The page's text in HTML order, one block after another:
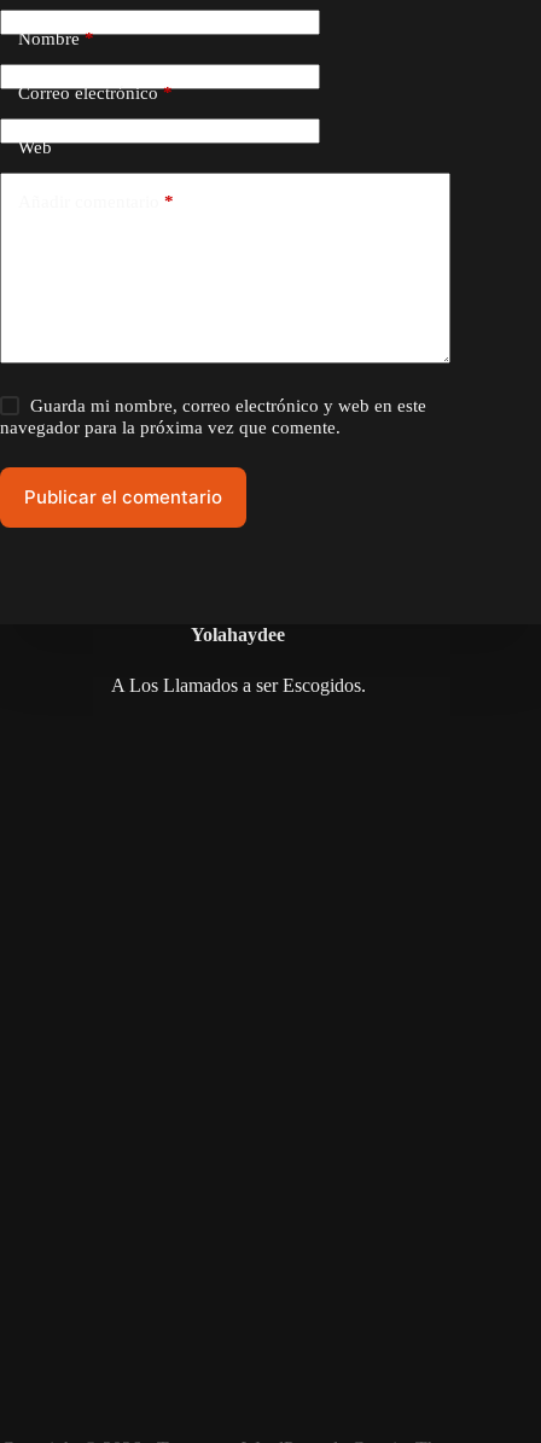
Nombre*
Correo electrónico*
Web
*
Guarda mi nombre, correo electrónico y web en este
navegador para la próxima vez que comente.
Publicar el comentario
Yolahaydee
A Los Llamados a ser Escogidos.